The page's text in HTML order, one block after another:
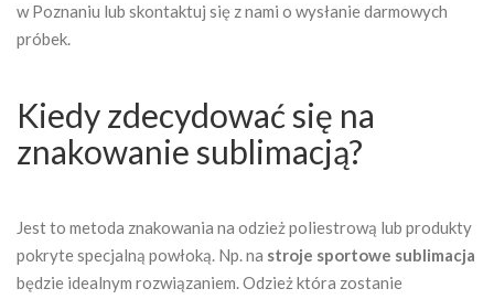
w Poznaniu lub skontaktuj się z nami o wysłanie darmowych
próbek.
Kiedy zdecydować się na
znakowanie sublimacją?
Jest to metoda znakowania na odzież poliestrową lub produkty
pokryte specjalną powłoką. Np. na stroje sportowe sublimacja
będzie idealnym rozwiązaniem. Odzież która zostanie